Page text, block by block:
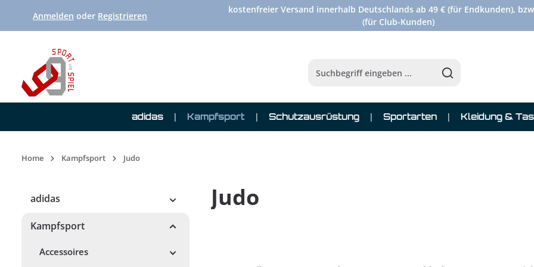
Hauptinhalt springen
Zur Suche springen
Zur Hauptnavigation springen
Anmelden oder Registrieren
kostenfreier Versand innerhalb Deutschlands ab 49 € (für Endkunden),
(für Club-Kunden)
adidas Kampfsport Schutzausrüstung Sportarten Kleidung &
Home Kampfsport Judo
adidas
Kampfsport
Accessoires
Judo